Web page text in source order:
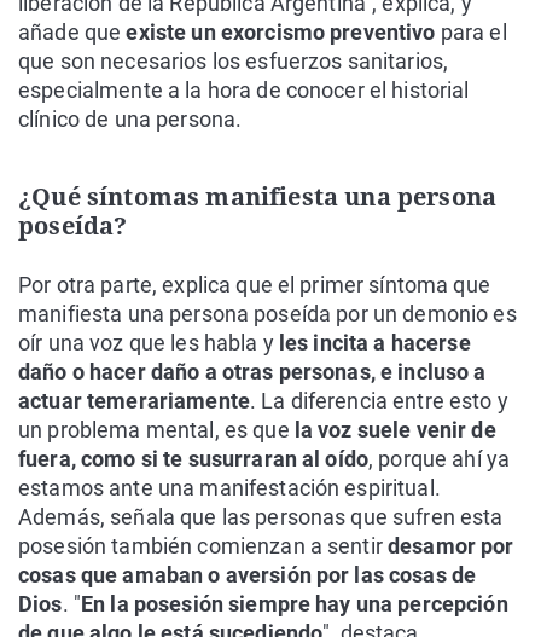
añade queexiste un exorcismo preventivo para el
que son necesarios los esfuerzos sanitarios,
especialmente a la hora de conocer el historial
clínico de una persona.
¿Qué síntomas manifiesta una persona
poseída?
Por otra parte, explica que el primer síntoma que
manifiesta una persona poseída por un demonio es
oír una voz que les habla yles incita a hacerse
daño o hacer daño a otras personas, e incluso a
actuar temerariamente. La diferencia entre esto y
un problema mental, es que la voz suele venir de
fuera, como si te susurraran al oído, porque ahí ya
estamos ante una manifestación espiritual.
Además, señala que las personas que sufren esta
posesión también comienzan a sentirdesamor por
cosas que amaban o aversión por las cosas de
Dios. "En la posesión siempre hay una percepción